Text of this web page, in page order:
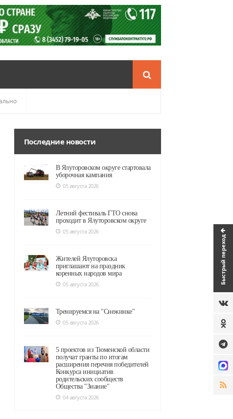
Быстрый переход
Последние новости
В Ялуторовском округе стартовала
уборочная кампания
05 августа 2026
Летний фестиваль ГТО снова
проходит в Ялуторовском округе
05 августа 2026
Жителей Ялуторовска
приглашают на праздник
коренных народов мира
05 августа 2026
Тренируемся на "Снежинке"
05 августа 2026
5 проектов из Тюменской области
получат гранты по итогам
расширения перечня победителей
Конкурса инициатив
родительских сообществ
Общества "Знание"
04 августа 2026